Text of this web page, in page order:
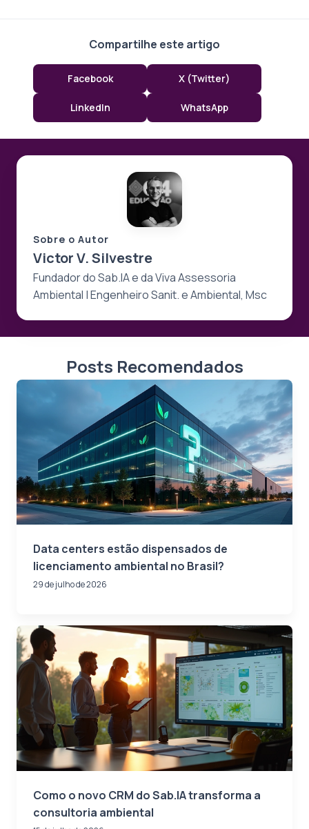
Compartilhe este artigo
Facebook X (Twitter)
LinkedIn WhatsApp
Sobre o Autor
Victor V. Silvestre
Fundador do Sab.IA e da Viva Assessoria
Ambiental | Engenheiro Sanit. e Ambiental, Msc
Posts Recomendados
Data centers estão dispensados de
licenciamento ambiental no Brasil?
29 de julho de 2026
Como o novo CRM do Sab.IA transforma a
consultoria ambiental